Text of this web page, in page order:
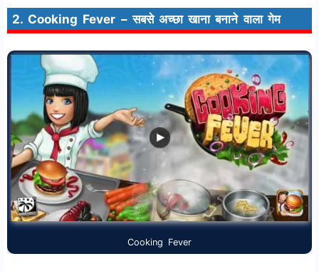
2. Cooking Fever – सबसे अच्छा खाना बनाने वाला गेम
Cooking Fever